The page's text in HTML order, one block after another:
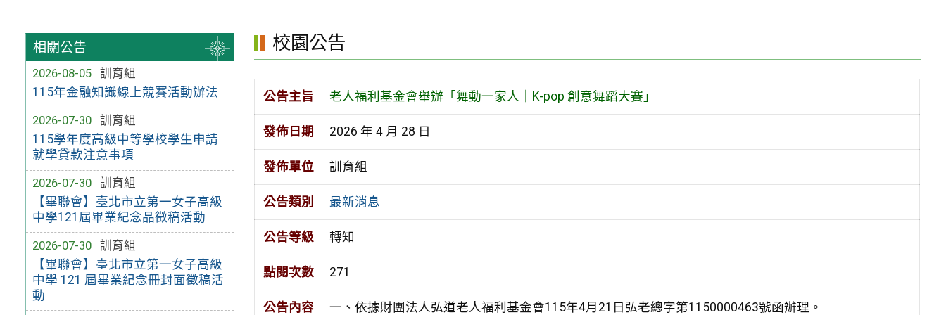
相關公告
2026-08-05
訓育組
115年金融知識線上競賽活動辦法
2026-07-30
訓育組
115學年度高級中等學校學生申請
就學貸款注意事項
2026-07-30
訓育組
【畢聯會】臺北市立第一女子高級
中學121屆畢業紀念品徵稿活動
2026-07-30
訓育組
【畢聯會】臺北市立第一女子高級
中學 121 屆畢業紀念冊封面徵稿活
動
校園公告
公告主旨 老人福利基金會舉辦「舞動一家人｜K-pop 創意舞蹈大賽」
發佈日期 2026 年 4 月 28 日
發佈單位 訓育組
公告類別 最新消息
公告等級 轉知
點閱次數 271
公告內容
一、依據財團法人弘道老人福利基金會115年4月21日弘老總字第1150000463號函辦理。